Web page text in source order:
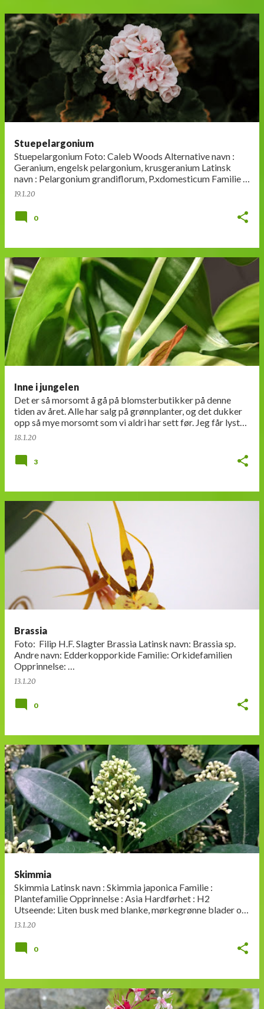
Stuepelargonium
Stuepelargonium Foto: Caleb Woods Alternative navn :
Geranium, engelsk pelargonium, krusgeranium Latinsk
navn : Pelargonium grandiflorum, P.xdomesticum Familie :
19.1.20
0
Inne i jungelen
Det er så morsomt å gå på blomsterbutikker på denne
tiden av året. Alle har salg på grønnplanter, og det dukker
opp så mye morsomt som vi aldri har sett før. Jeg får lyst
på alt mulig, men det er jo …
18.1.20
3
Brassia
Foto: Filip H.F. Slagter Brassia Latinsk navn: Brassia sp.
Andre navn: Edderkopporkide Familie: Orkidefamilien
13.1.20
0
Skimmia
Skimmia Latinsk navn : Skimmia japonica Familie :
Plantefamilie Opprinnelse : Asia Hardførhet : H2
Utseende: Liten busk med blanke, mørkegrønne blader og
rødaktige eller grønne knoppe…
13.1.20
0